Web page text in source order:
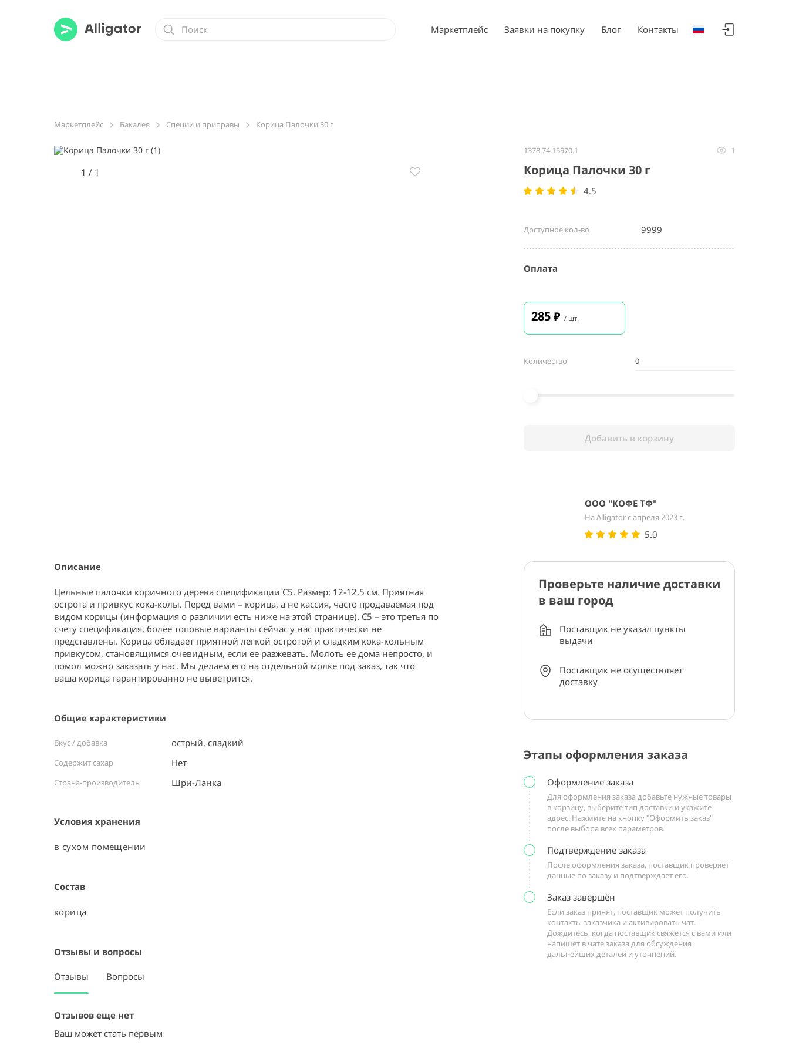
Маркетплейс Заявки на покупку Блог Контакты
Маркетплейс Бакалея Специи и приправы Корица Палочки 30 г
1 / 1
1
Описание
Цельные палочки коричного дерева спецификации С5. Размер: 12-12,5 см. Приятная
острота и привкус кока-колы. Перед вами – корица, а не кассия, часто продаваемая под
видом корицы (информация о различии есть ниже на этой странице). С5 – это третья по
счету спецификация, более топовые варианты сейчас у нас практически не
представлены. Корица обладает приятной легкой остротой и сладким кока-кольным
привкусом, становящимся очевидным, если ее разжевать. Молоть ее дома непросто, и
помол можно заказать у нас. Мы делаем его на отдельной молке под заказ, так что
ваша корица гарантированно не выветрится.
Общие характеристики
Вкус / добавка острый, сладкий
Содержит сахар Нет
Страна-производитель Шри-Ланка ⠀
Условия хранения
в сухом помещении
Состав
корица
Отзывы и вопросы
Отзывы Вопросы
Отзывов еще нет
Ваш может стать первым
1378.74.15970.1 1
Корица Палочки 30 г
4.5
Доступное кол-во 9999
Оплата
285₽ / шт.
Количество
Добавить в корзину
ООО "КОФЕ ТФ"
На Alligator с апреля 2023 г.
5.0
Проверьте наличие доставки
в ваш город
Поставщик не указал пункты
выдачи
Поставщик не осуществляет
доставку
Этапы оформления заказа
Оформление заказа
Для оформления заказа добавьте нужные товары
в корзину, выберите тип доставки и укажите
адрес. Нажмите на кнопку "Оформить заказ"
после выбора всех параметров.
Подтверждение заказа
После оформления заказа, поставщик проверяет
данные по заказу и подтверждает его.
Заказ завершён
Если заказ принят, поставщик может получить
контакты заказчика и активировать чат.
Дождитесь, когда поставщик свяжется с вами или
напишет в чате заказа для обсуждения
дальнейших деталей и уточнений.